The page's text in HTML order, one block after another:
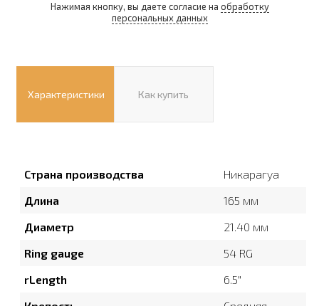
Нажимая кнопку, вы даете согласие на обработку
персональных данных
Характеристики Как купить
Страна производства
Никарагуа
Длина
165 мм
Диаметр
21.40 мм
Ring gauge
54 RG
rLength
6.5″